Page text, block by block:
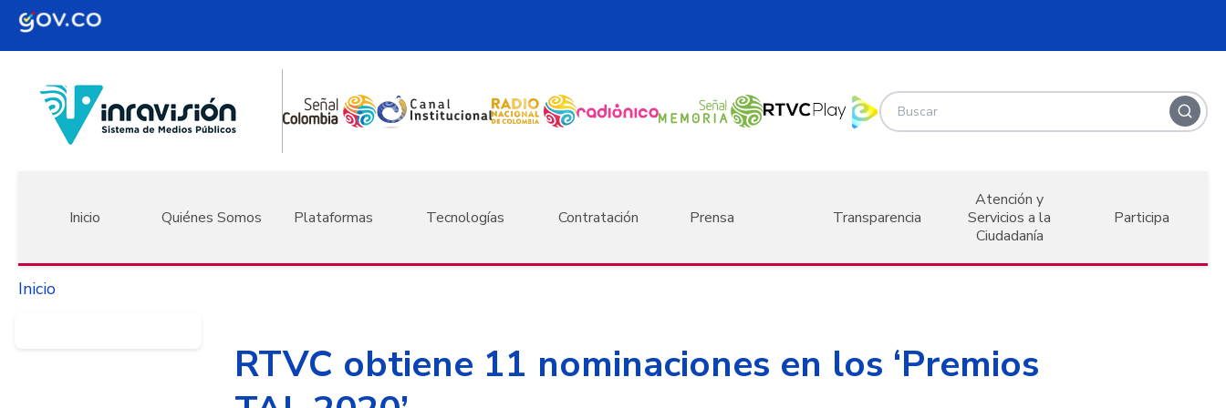
Pasar al contenido principal
Inicio Quiénes Somos Plataformas Tecnologías Contratación Prensa Transparencia
Atención y
Servicios a la
Ciudadanía
Participa
Inicio
RTVC obtiene 11 nominaciones en los ‘Premios